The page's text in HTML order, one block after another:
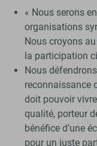
« Nous serons
organisations
Nous croyons
la participation
Nous
reconnaissance
doit pouvoir
qualité, porteur
bénéfice d’une
pour un juste